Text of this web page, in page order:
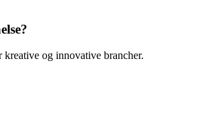
og innovative brancher.